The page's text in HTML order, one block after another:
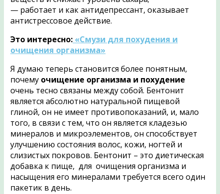
— работает и как антидепрессант, оказывает
антистрессовое действие.
Это интересно:«Смузи для похудения и
очищения организма»
Я думаю теперь становится более понятным,
почему очищение организма и похудение
очень тесно связаны между собой. Бентонит
является абсолютно натуральной пищевой
глиной, он не имеет противопоказаний, и, мало
того, в связи с тем, что он является кладезью
минералов и микроэлементов, он способствует
улучшению состояния волос, кожи, ногтей и
слизистых покровов. Бентонит – это диетическая
добавка к пище, для очищения организма и
насыщения его минералами требуется всего один
пакетик в день.